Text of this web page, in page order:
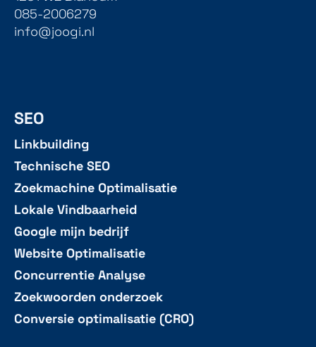
085-2006279
info@joogi.nl
SEO
Linkbuilding
Technische SEO
Zoekmachine Optimalisatie
Lokale Vindbaarheid
Google mijn bedrijf
Website Optimalisatie
Concurrentie Analyse
Zoekwoorden onderzoek
Conversie optimalisatie (CRO)